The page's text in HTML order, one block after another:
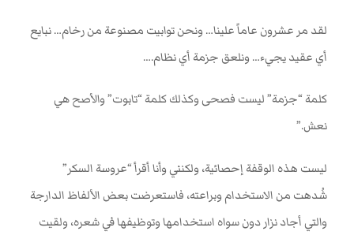
لقد مر عشرون عاماً علينا… ونحن توابيت مصنوعة من رخام… نبايع
أي عقيد يجيء… ونلعق جزمة أي نظام….
كلمة “جزمة” ليست فصحى وكذلك كلمة “تابوت” والأصح هي
نعش.”
ليست هذه الوقفة إحصائية، ولكنني وأنا أقرأ “عروسة السكر”
شُدهت من الاستخدام وبراعته، فاستعرضت بعض الألفاظ الدارجة
والتي أجاد نزار دون سواه استخدامها وتوظيفها في شعره، ولقيت